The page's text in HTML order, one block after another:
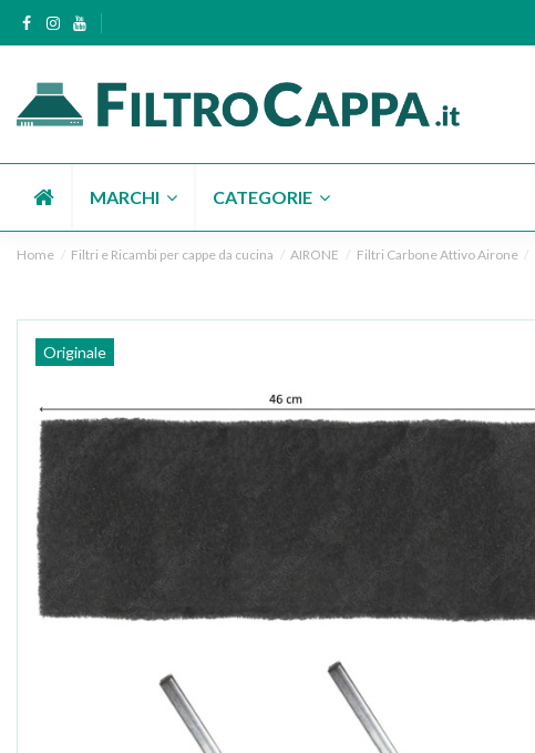
MARCHI CATEGORIE
Home Filtri e Ricambi per cappe da cucina AIRONE Filtri Carbone Attivo Airone
Originale